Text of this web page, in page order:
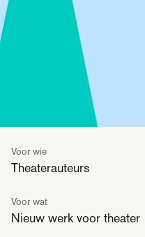
Voor wie
Theaterauteurs
Voor wat
Nieuw werk voor theater